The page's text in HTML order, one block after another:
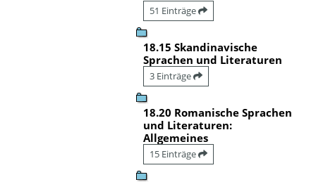
51 Einträge
18.15 Skandinavische
Sprachen und Literaturen
3 Einträge
18.20 Romanische Sprachen
und Literaturen:
Allgemeines
15 Einträge